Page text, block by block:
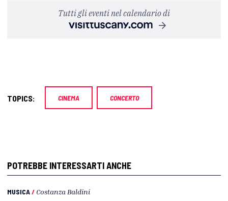
Tutti gli eventi nel calendario di
TOPICS: CINEMA CONCERTO
POTREBBE INTERESSARTI ANCHE
MUSICA/ Costanza Baldini